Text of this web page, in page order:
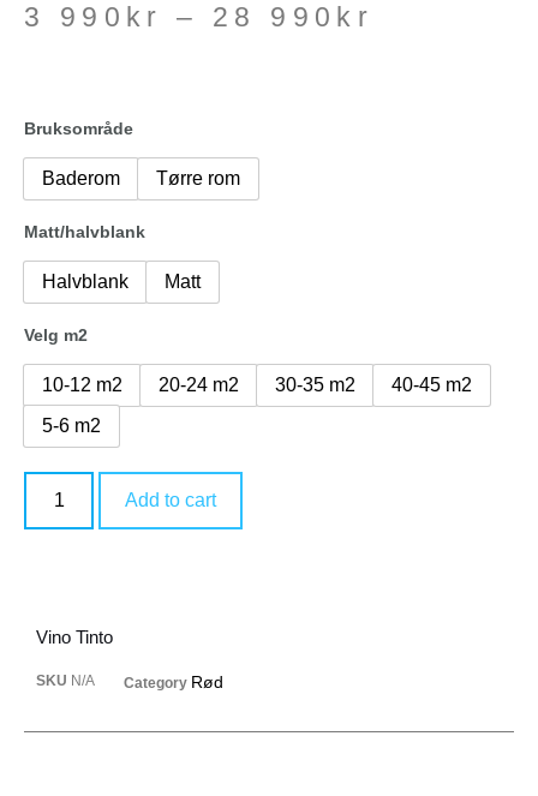
3 990 kr – 28 990 kr
Bruksområde
Baderom Tørre rom
Matt/halvblank
Halvblank Matt
Velg m2
10-12 m2 20-24 m2 30-35 m2
40-45 m2
5-6 m2
Add to cart
Vino Tinto
SKU N/A Category Rød